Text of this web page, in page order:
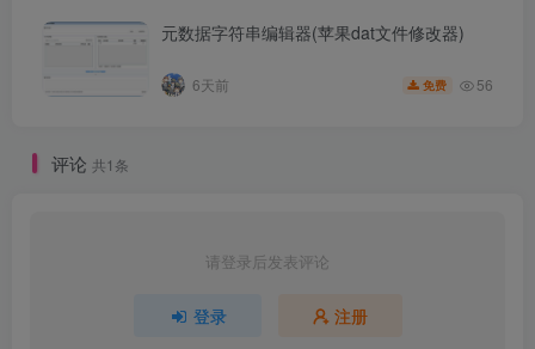
元数据字符串编辑器(苹果dat文件修改器)
6天前 免费 56
评论 共1条
请登录后发表评论
登录 注册